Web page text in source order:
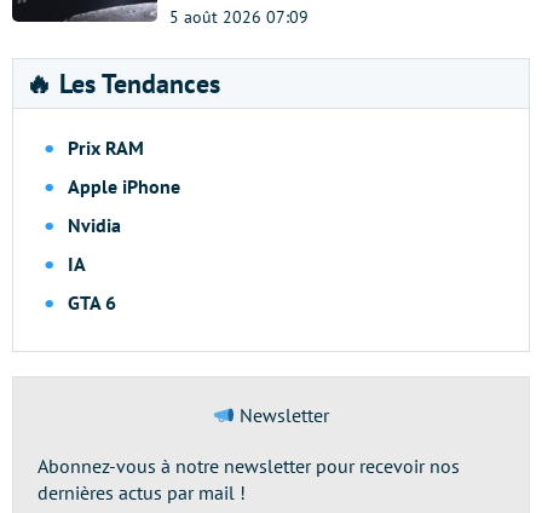
5 août 2026 07:09
🔥 Les Tendances
Prix RAM
Apple iPhone
Nvidia
IA
GTA 6
Newsletter
Abonnez-vous à notre newsletter pour recevoir nos
dernières actus par mail !